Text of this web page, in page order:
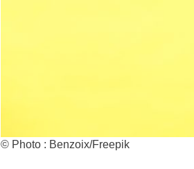
© Photo : Benzoix/Freepik